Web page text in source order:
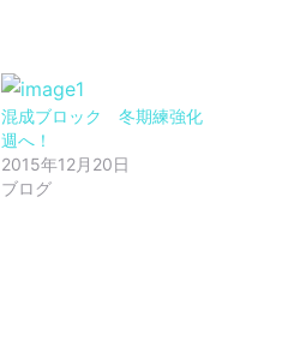
混成ブロック 冬期練強化
週へ！
2015年12月20日
ブログ